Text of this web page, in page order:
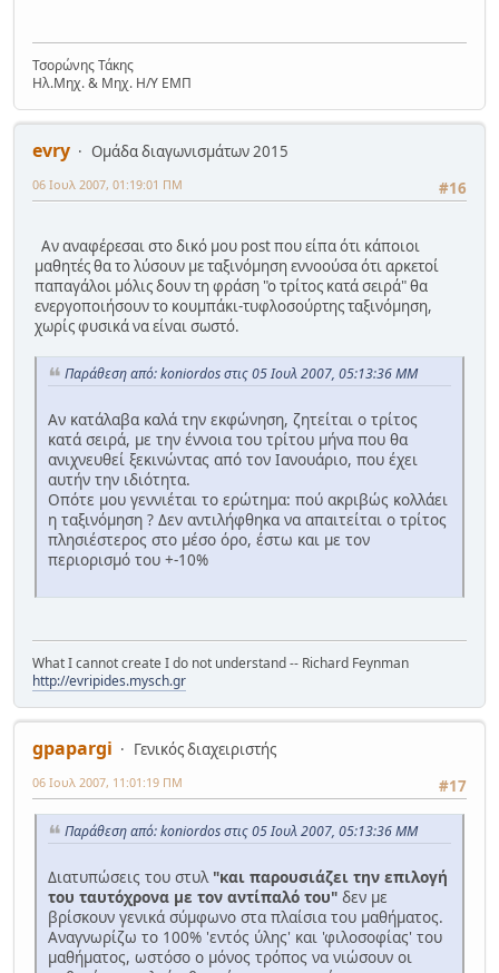
Τσορώνης Τάκης
Ηλ.Μηχ. & Μηχ. Η/Υ ΕΜΠ
evry
Ομάδα διαγωνισμάτων 2015
#16
06 Ιουλ 2007, 01:19:01 ΠΜ
Αν αναφέρεσαι στο δικό μου post που είπα ότι κάποιοι
μαθητές θα το λύσουν με ταξινόμηση εννοούσα ότι αρκετοί
παπαγάλοι μόλις δουν τη φράση "ο τρίτος κατά σειρά" θα
ενεργοποιήσουν το κουμπάκι-τυφλοσούρτης ταξινόμηση,
χωρίς φυσικά να είναι σωστό.
Παράθεση από: koniordos στις 05 Ιουλ 2007, 05:13:36 ΜΜ
Αν κατάλαβα καλά την εκφώνηση, ζητείται ο τρίτος
κατά σειρά, με την έννοια του τρίτου μήνα που θα
ανιχνευθεί ξεκινώντας από τον Ιανουάριο, που έχει
αυτήν την ιδιότητα.
Οπότε μου γεννιέται το ερώτημα: πού ακριβώς κολλάει
η ταξινόμηση ? Δεν αντιλήφθηκα να απαιτείται ο τρίτος
πλησιέστερος στο μέσο όρο, έστω και με τον
περιορισμό του +-10%
What I cannot create I do not understand -- Richard Feynman
http://evripides.mysch.gr
gpapargi
Γενικός διαχειριστής
#17
06 Ιουλ 2007, 11:01:19 ΠΜ
Παράθεση από: koniordos στις 05 Ιουλ 2007, 05:13:36 ΜΜ
Διατυπώσεις του στυλ "και παρουσιάζει την επιλογή
του ταυτόχρονα με τον αντίπαλό του" δεν με
βρίσκουν γενικά σύμφωνο στα πλαίσια του μαθήματος.
Αναγνωρίζω το 100% 'εντός ύλης' και 'φιλοσοφίας' του
μαθήματος, ωστόσο ο μόνος τρόπος να νιώσουν οι